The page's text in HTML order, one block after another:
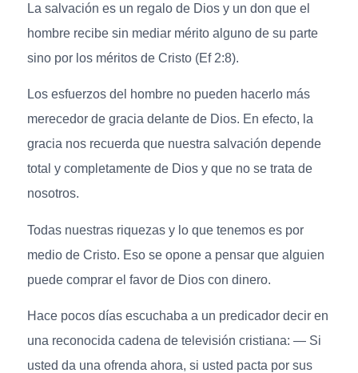
La salvación es un regalo de Dios y un don que el
hombre recibe sin mediar mérito alguno de su parte
sino por los méritos de Cristo (Ef 2:8).
Los esfuerzos del hombre no pueden hacerlo más
merecedor de gracia delante de Dios. En efecto, la
gracia nos recuerda que nuestra salvación depende
total y completamente de Dios y que no se trata de
nosotros.
Todas nuestras riquezas y lo que tenemos es por
medio de Cristo. Eso se opone a pensar que alguien
puede comprar el favor de Dios con dinero.
Hace pocos días escuchaba a un predicador decir en
una reconocida cadena de televisión cristiana: — Si
usted da una ofrenda ahora, si usted pacta por sus